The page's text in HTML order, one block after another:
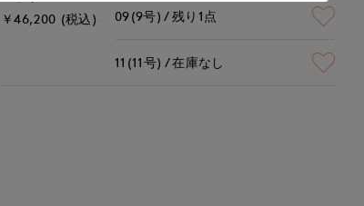
￥46,200 (税込)
09(9号) 残り1点
11(11号) 在庫なし